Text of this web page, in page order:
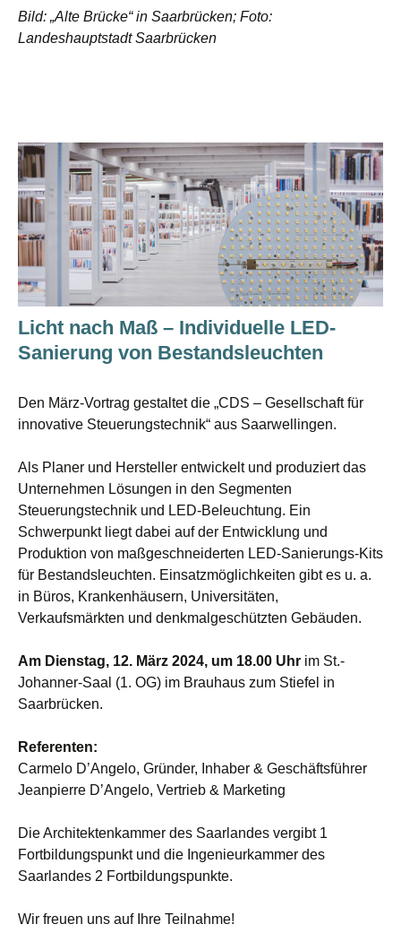
Bild: „Alte Brücke“ in Saarbrücken; Foto:
Landeshauptstadt Saarbrücken
Licht nach Maß – Individuelle LED-
Sanierung von Bestandsleuchten
Den März-Vortrag gestaltet die „CDS – Gesellschaft für
innovative Steuerungstechnik“ aus Saarwellingen.
Als Planer und Hersteller entwickelt und produziert das
Unternehmen Lösungen in den Segmenten
Steuerungstechnik und LED-Beleuchtung. Ein
Schwerpunkt liegt dabei auf der Entwicklung und
Produktion von maßgeschneiderten LED-Sanierungs-Kits
für Bestandsleuchten. Einsatzmöglichkeiten gibt es u. a.
in Büros, Krankenhäusern, Universitäten,
Verkaufsmärkten und denkmalgeschützten Gebäuden.
Am Dienstag, 12. März 2024, um 18.00 Uhr im St.-
Johanner-Saal (1. OG) im Brauhaus zum Stiefel in
Saarbrücken.
Referenten:
Carmelo D’Angelo, Gründer, Inhaber & Geschäftsführer
Jeanpierre D’Angelo, Vertrieb & Marketing
Die Architektenkammer des Saarlandes vergibt 1
Fortbildungspunkt und die Ingenieurkammer des
Saarlandes 2 Fortbildungspunkte.
Wir freuen uns auf Ihre Teilnahme!